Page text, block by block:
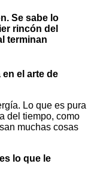
Se sabe lo
rincón del
terminan
el arte de
Lo que es pura
del tiempo, como
muchas cosas
lo que le